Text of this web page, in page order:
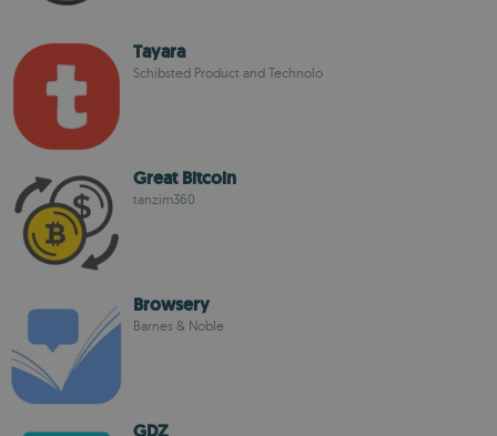
Tayara
Schibsted Product and Technolo
Great Bitcoin
tanzim360
Browsery
Barnes & Noble
GDZ